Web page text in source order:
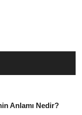
Anlamı Nedir?